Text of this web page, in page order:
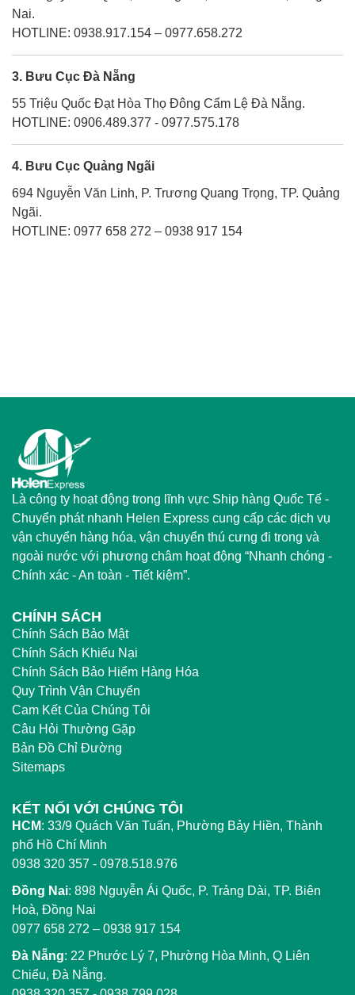
Nai.
HOTLINE: 0938.917.154 – 0977.658.272
3. Bưu Cục Đà Nẵng
55 Triệu Quốc Đạt Hòa Thọ Đông Cẩm Lệ Đà Nẵng.
HOTLINE: 0906.489.377 - 0977.575.178
4. Bưu Cục Quảng Ngãi
694 Nguyễn Văn Linh, P. Trương Quang Trọng, TP. Quảng
Ngãi.
HOTLINE: 0977 658 272 – 0938 917 154
Là công ty hoạt động trong lĩnh vực Ship hàng Quốc Tế -
Chuyển phát nhanh Helen Express cung cấp các dịch vụ
vận chuyển hàng hóa, vận chuyển thú cưng đi trong và
ngoài nước với phương châm hoạt động “Nhanh chóng -
Chính xác - An toàn - Tiết kiệm”.
CHÍNH SÁCH
Chính Sách Bảo Mật
Chính Sách Khiếu Nại
Chính Sách Bảo Hiểm Hàng Hóa
Quy Trình Vận Chuyển
Cam Kết Của Chúng Tôi
Câu Hỏi Thường Gặp
Bản Đồ Chỉ Đường
Sitemaps
KẾT NỐI VỚI CHÚNG TÔI
HCM: 33/9 Quách Văn Tuấn, Phường Bảy Hiền, Thành
phố Hồ Chí Minh
0938 320 357 - 0978.518.976
Đồng Nai: 898 Nguyễn Ái Quốc, P. Trảng Dài, TP. Biên
Hoà, Đồng Nai
0977 658 272 – 0938 917 154
Đà Nẵng: 22 Phước Lý 7, Phường Hòa Minh, Q Liên
Chiểu, Đà Nẵng.